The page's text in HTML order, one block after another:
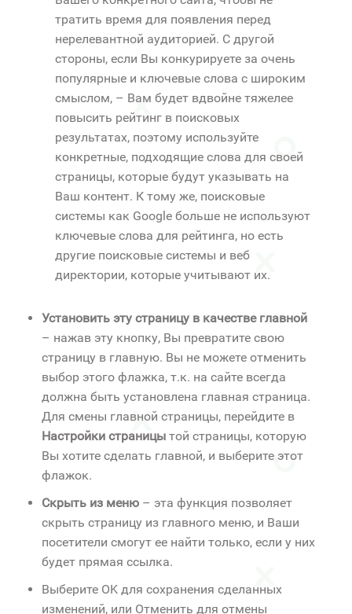
тратить время для появления перед
нерелевантной аудиторией. С другой
стороны, если Вы конкурируете за очень
популярные и ключевые слова с широким
смыслом, – Вам будет вдвойне тяжелее
повысить рейтинг в поисковых
результатах, поэтому используйте
конкретные, подходящие слова для своей
страницы, которые будут указывать на
Ваш контент. К тому же, поисковые
системы как Google больше не используют
ключевые слова для рейтинга, но есть
другие поисковые системы и веб
директории, которые учитывают их.
Установить эту страницу в качестве главной
– нажав эту кнопку, Вы превратите свою
страницу в главную. Вы не можете отменить
выбор этого флажка, т.к. на сайте всегда
должна быть установлена главная страница.
Для смены главной страницы, перейдите в
Настройки страницытой страницы, которую
Вы хотите сделать главной, и выберите этот
флажок.
Скрыть из меню– эта функция позволяет
скрыть страницу из главного меню, и Ваши
посетители смогут ее найти только, если у них
будет прямая ссылка.
Выберите OK для сохранения сделанных
изменений, или Отменить для отмены